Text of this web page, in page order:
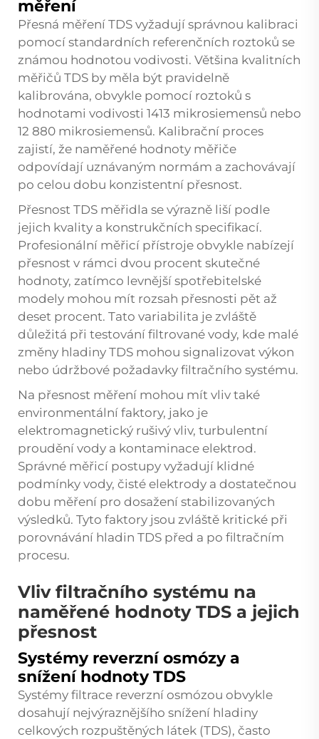
měření
Přesná měření TDS vyžadují správnou kalibraci
pomocí standardních referenčních roztoků se
známou hodnotou vodivosti. Většina kvalitních
měřičů TDS by měla být pravidelně
kalibrována, obvykle pomocí roztoků s
hodnotami vodivosti 1413 mikrosiemensů nebo
12 880 mikrosiemensů. Kalibrační proces
zajistí, že naměřené hodnoty měřiče
odpovídají uznávaným normám a zachovávají
po celou dobu konzistentní přesnost.
Přesnost TDS měřidla se výrazně liší podle
jejich kvality a konstrukčních specifikací.
Profesionální měřicí přístroje obvykle nabízejí
přesnost v rámci dvou procent skutečné
hodnoty, zatímco levnější spotřebitelské
modely mohou mít rozsah přesnosti pět až
deset procent. Tato variabilita je zvláště
důležitá při testování filtrované vody, kde malé
změny hladiny TDS mohou signalizovat výkon
nebo údržbové požadavky filtračního systému.
Na přesnost měření mohou mít vliv také
environmentální faktory, jako je
elektromagnetický rušivý vliv, turbulentní
proudění vody a kontaminace elektrod.
Správné měřicí postupy vyžadují klidné
podmínky vody, čisté elektrody a dostatečnou
dobu měření pro dosažení stabilizovaných
výsledků. Tyto faktory jsou zvláště kritické při
porovnávání hladin TDS před a po filtračním
procesu.
Vliv filtračního systému na
naměřené hodnoty TDS a jejich
přesnost
Systémy reverzní osmózy a
snížení hodnoty TDS
Systémy filtrace reverzní osmózou obvykle
dosahují nejvýraznějšího snížení hladiny
celkových rozpuštěných látek (TDS), často